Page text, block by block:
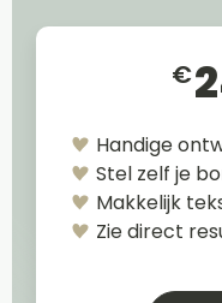
€
Handige
Stel zelf je
Makkelijk
Zie direct